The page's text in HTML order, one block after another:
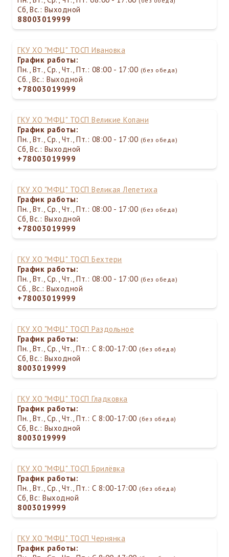
Сб, Вс.: Выходной
88003019999
ГКУ ХО "МФЦ" ТОСП Ивановка
График работы:
Пн., Вт., Ср., Чт., Пт.: 08:00 - 17:00 (без обеда)
Сб., Вс.: Выходной
+78003019999
ГКУ ХО "МФЦ" ТОСП Великие Копани
График работы:
Пн., Вт., Ср., Чт., Пт.: 08:00 - 17:00 (без обеда)
Сб, Вс.: Выходной
+78003019999
ГКУ ХО "МФЦ" ТОСП Великая Лепетиха
График работы:
Пн., Вт., Ср., Чт., Пт.: 08:00 - 17:00 (без обеда)
Сб, Вс.: Выходной
+78003019999
ГКУ ХО "МФЦ" ТОСП Бехтери
График работы:
Пн., Вт., Ср., Чт., Пт.: 08:00 - 17:00 (без обеда)
Сб., Вс.: Выходной
+78003019999
ГКУ ХО "МФЦ" ТОСП Раздольное
График работы:
Пн., Вт., Ср., Чт., Пт.: С 8:00-17:00 (без обеда)
Сб, Вс.: Выходной
8003019999
ГКУ ХО "МФЦ" ТОСП Гладковка
График работы:
Пн., Вт., Ср., Чт., Пт.: С 8:00-17:00 (без обеда)
Сб, Вс.: Выходной
8003019999
ГКУ ХО "МФЦ" ТОСП Брилёвка
График работы:
Пн., Вт., Ср., Чт., Пт.: С 8:00-17:00 (без обеда)
Сб, Вс: Выходной
8003019999
ГКУ ХО "МФЦ" ТОСП Чернянка
График работы: